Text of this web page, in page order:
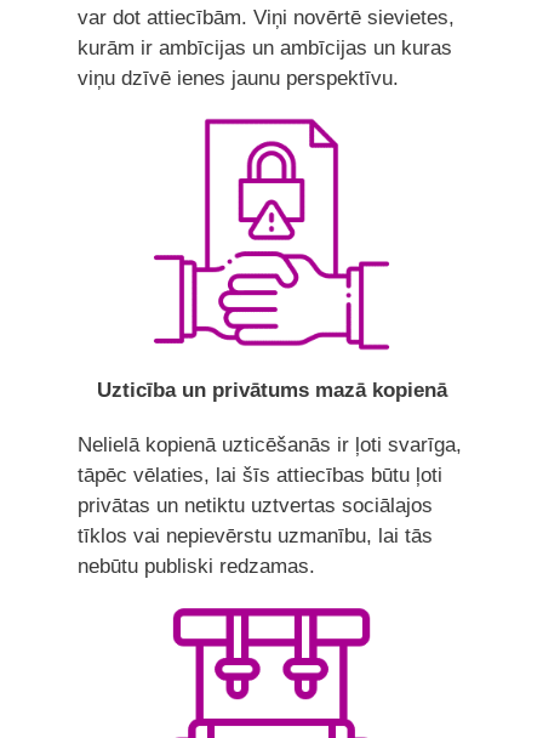
var dot attiecībām. Viņi novērtē sievietes,
kurām ir ambīcijas un ambīcijas un kuras
viņu dzīvē ienes jaunu perspektīvu.
Uzticība un privātums mazā kopienā
Nelielā kopienā uzticēšanās ir ļoti svarīga,
tāpēc vēlaties, lai šīs attiecības būtu ļoti
privātas un netiktu uztvertas sociālajos
tīklos vai nepievērstu uzmanību, lai tās
nebūtu publiski redzamas.